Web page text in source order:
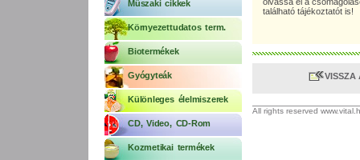
Műszaki cikkek
Környezettudatos term.
Biotermékek
Gyógyteák
Különleges élelmiszerek
CD, Video, CD-Rom
Kozmetikai termékek
található tájékoztatót is!
VISSZA
All rights reserved